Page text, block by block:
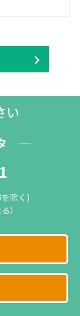
い
除く)
）